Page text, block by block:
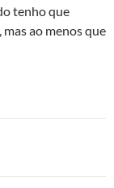
tenho que
ao menos que